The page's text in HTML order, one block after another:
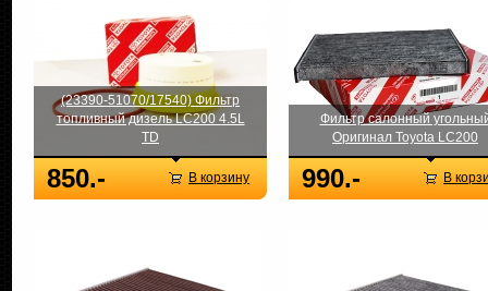
(23390-51070/17540) Фильтр
топливный дизель LC200 4.5L
TD
850.- В корзину
Фильтр салонный
Оригинал Toyota LC200
990.- В